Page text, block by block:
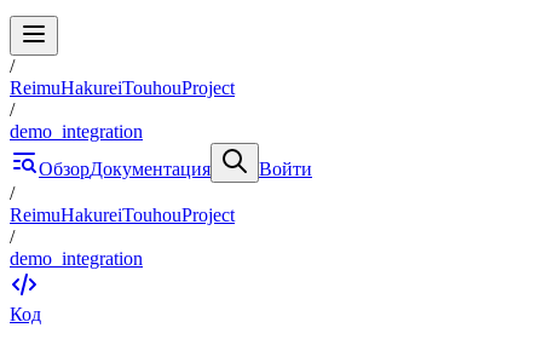
/
ReimuHakureiTouhouProject
/
demo_integration
ОбзорДокументация
Войти
/
ReimuHakureiTouhouProject
/
demo_integration
Код